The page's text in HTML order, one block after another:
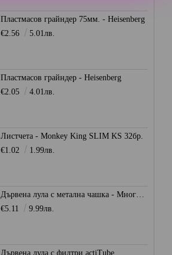
Пластмасов грайндер 75мм. - Heisenberg
€2.56
5.01лв.
Пластмасов грайндер - Heisenberg
€2.05
4.01лв.
Листчета - Monkey King SLIM KS 32бр.
€1.02
1.99лв.
Дървена лула с метална чашка - Многоцветна
€5.11
9.99лв.
Дървена лула с филтри actiTube